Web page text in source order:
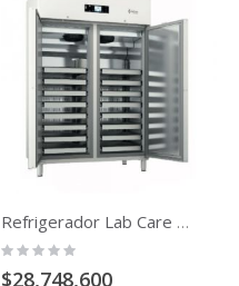
Refrigerador Lab Care Plus Temperatura 2 A 8 C 1300 Litros
Rating:
$28,748,600